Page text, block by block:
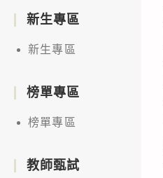
新生專區
新生專區
榜單專區
榜單專區
教師甄試